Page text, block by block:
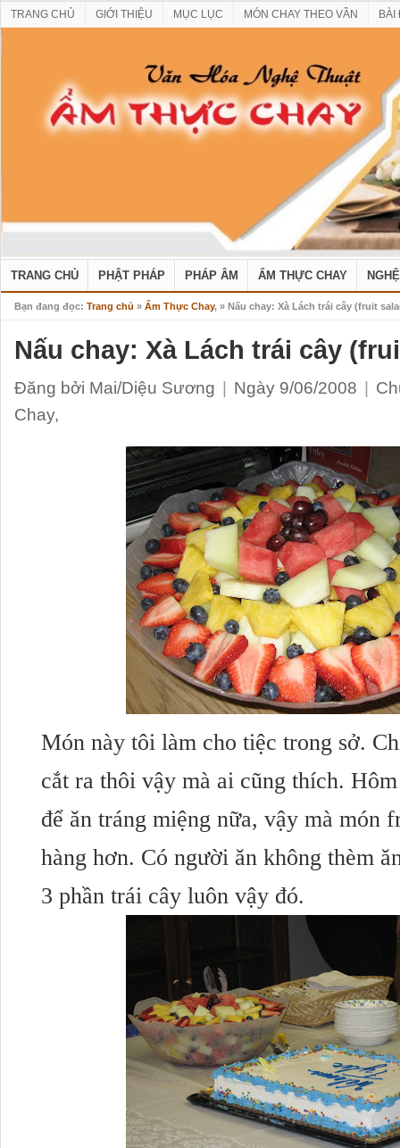
TRANG CHỦ GIỚI THIỆU MỤC LỤC MÓN CHAY THEO VẦN BÀI
TRANG CHỦ PHẬT PHÁP PHÁP ÂM ẨM THỰC CHAY
Bạn đang đọc: Trang chủ » Ẩm Thực Chay, » Nấu chay: Xà Lách trái cây (fruit
Nấu chay: Xà Lách trái cây
Đăng bởi Mai/Diệu Sương Ngày 9/06/2008
Chay,
Món này tôi làm cho tiệc trong sở.
cắt ra thôi vậy mà ai cũng thích.
để ăn tráng miệng nữa, vậy mà món
hàng hơn. Có người ăn không thèm
3 phần trái cây luôn vậy đó.